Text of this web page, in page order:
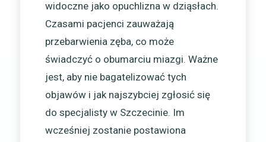
widoczne jako opuchlizna w dziąsłach.
Czasami pacjenci zauważają
przebarwienia zęba, co może
świadczyć o obumarciu miazgi. Ważne
jest, aby nie bagatelizować tych
objawów i jak najszybciej zgłosić się
do specjalisty w Szczecinie. Im
wcześniej zostanie postawiona